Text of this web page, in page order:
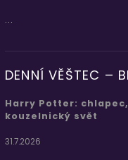
...
DENNÍ VĚŠTEC –
Harry Potter:
kouzelnický svět
31.7.2026